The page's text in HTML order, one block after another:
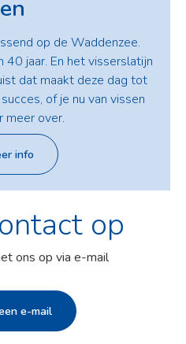
op de Waddenzee.
jaar. En het visserslatijn
dat maakt deze dag tot
of je nu van vissen
meer over.
info
op
ons op via e-mail
e-mail